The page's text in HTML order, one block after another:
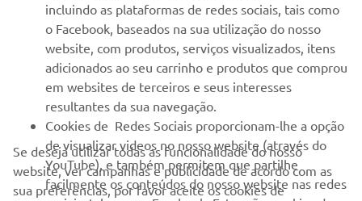
SERVIÇO E SUPORTE
NEWSLETTER
Seja o primeiro a saber das últimas ofertas, eventos especiais,
novos lançamentos e muito mais
incluindo as plataformas de redes sociais, tais como
o Facebook, baseados na sua utilização do nosso
website, com produtos, serviços visualizados, itens
adicionados ao seu carrinho e produtos que comprou
em websites de terceiros e seus interesses
resultantes da sua navegação.
Cookies de Redes Sociais proporcionam-lhe a opção
de visualizar videos no nosso website (através do
YouTube), e também permitem que partilhe
facilmente os conteúdos do nosso website nas redes
Se deseja utilizar todas as funcionalidade do nosso
website, ver campanhas e publicidade de acordo com as
sua preferências, por favor aceite os cookies de